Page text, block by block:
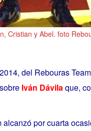
Cristian y Abel. foto
del Rebouras
Iván Dávilaque,
por cuarta